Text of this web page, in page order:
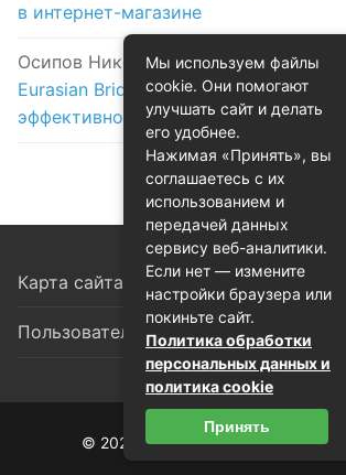
в интернет-магазине
Осипов Николак записи
Eurasian Bridge в Астане: надежность
эффективность на первом месте
Карта сайта
Пользовательское соглашение
© 2026 Декоративная лепнина в
Мы используем файлы
cookie. Они помогают
улучшать сайт и делать
его удобнее.
Нажимая «Принять», вы
соглашаетесь с их
использованием и
передачей данных
сервису веб-аналитики.
Если нет — измените
настройки браузера или
покиньте сайт.
Политика обработки
персональных данных и
политика cookie
Принять